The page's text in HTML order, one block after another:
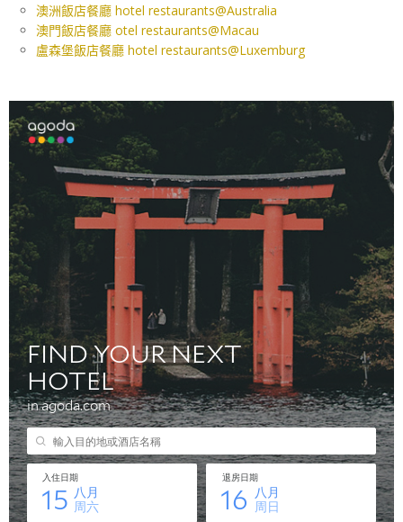
澳洲飯店餐廳 hotel restaurants@Australia
澳門飯店餐廳 otel restaurants@Macau
盧森堡飯店餐廳 hotel restaurants@Luxemburg